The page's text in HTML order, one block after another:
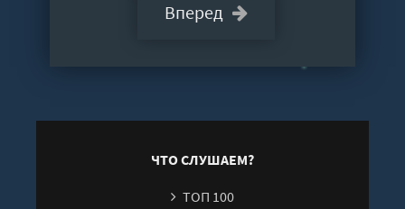
Вперед
ЧТО СЛУШАЕМ?
ТОП 100